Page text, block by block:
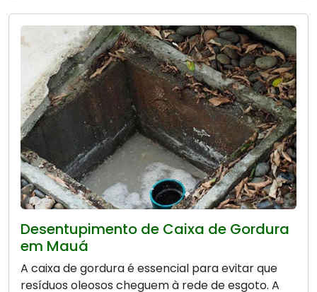
Desentupimento de Caixa de Gordura
em Mauá
A caixa de gordura é essencial para evitar que
resíduos oleosos cheguem à rede de esgoto. A